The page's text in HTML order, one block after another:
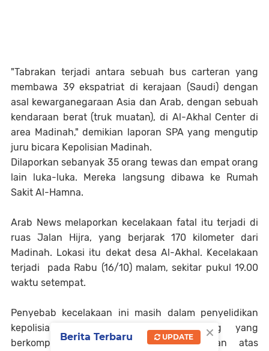
"Tabrakan terjadi antara sebuah bus carteran yang
membawa 39 ekspatriat di kerajaan (Saudi) dengan
asal kewarganegaraan Asia dan Arab, dengan sebuah
kendaraan berat (truk muatan), di Al-Akhal Center di
area Madinah," demikian laporan SPA yang mengutip
juru bicara Kepolisian Madinah.
Dilaporkan sebanyak 35 orang tewas dan empat orang
lain luka-luka. Mereka langsung dibawa ke Rumah
Sakit Al-Hamna.
Arab News melaporkan kecelakaan fatal itu terjadi di
ruas Jalan Hijra, yang berjarak 170 kilometer dari
Madinah. Lokasi itu dekat desa Al-Akhal. Kecelakaan
terjadi pada Rabu (16/10) malam, sekitar pukul 19.00
waktu setempat.
Penyebab kecelakaan ini masih dalam penyelidikan
kepolisian setempat. "Pihak berwenang yang
berkompeten telah memulai penyelidikan atas
×
Berita Terbaru UPDATE